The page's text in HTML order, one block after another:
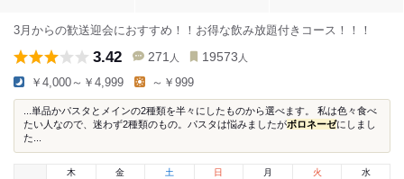
3月からの歓送迎会におすすめ！！お得な飲み放題付きコース！！！
3.42 271 人 19573 人
￥4,000～￥4,999 ～￥999
...単品かパスタとメインの2種類を半々にしたものから選べます。 私は色々食べ
たい人なので、迷わず2種類のもの。パスタは悩みましたがボロネーゼにしまし
た...
木
金 土 日 月 火 水